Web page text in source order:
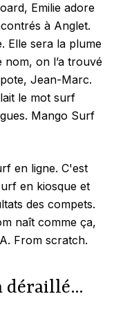
Emilie adore
à Anglet.
Elle sera la plume
nom, on l’a trouvé
Jean-Marc.
le mot surf
Mango Surf
en ligne. C'est
en kiosque et
des compets.
naît comme ça,
From scratch.
déraillé…